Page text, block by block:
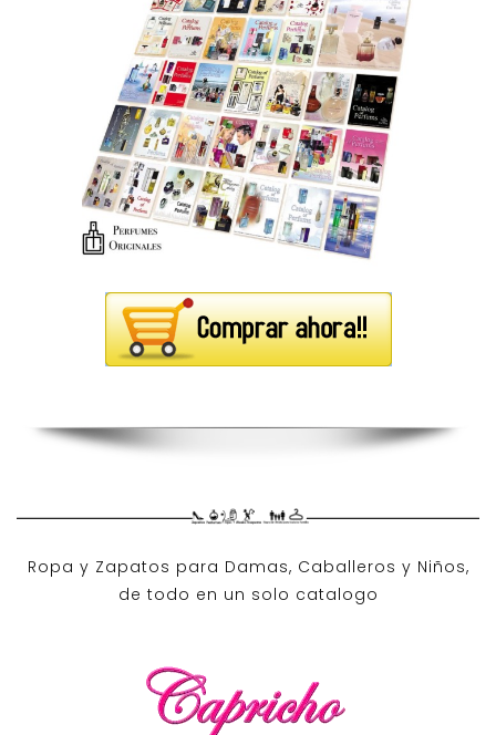
Ropa y Zapatos para Damas, Caballeros y Niños,
de todo en un solo catalogo